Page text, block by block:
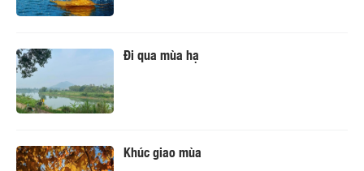
Đi qua mùa hạ
Khúc giao mùa